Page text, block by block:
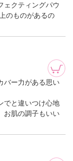
ェクティングパウ
のものがあるの
バー力がある思い
でと違いつけ心地
お肌の調子もいい